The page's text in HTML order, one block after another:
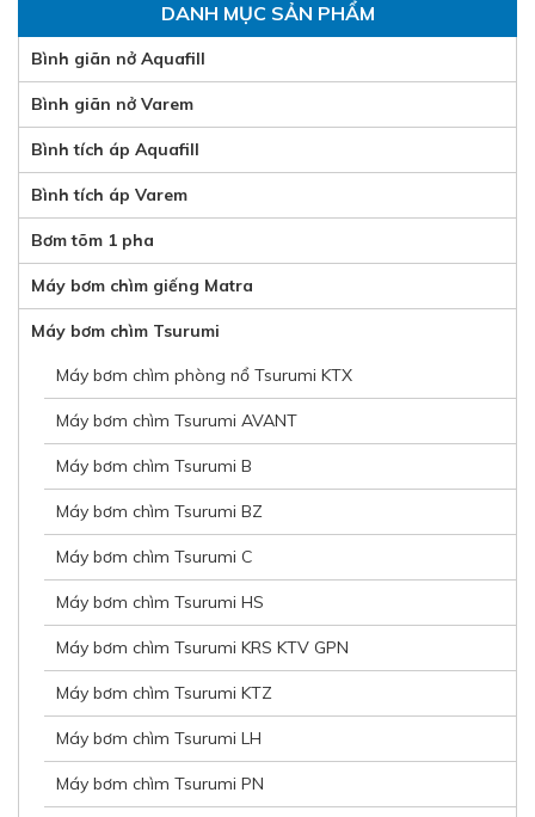
DANH MỤC SẢN PHẨM
Bình giãn nở Aquafill
Bình giãn nở Varem
Bình tích áp Aquafill
Bình tích áp Varem
Bơm tõm 1 pha
Máy bơm chìm giếng Matra
Máy bơm chìm Tsurumi
Máy bơm chìm phòng nổ Tsurumi KTX
Máy bơm chìm Tsurumi AVANT
Máy bơm chìm Tsurumi B
Máy bơm chìm Tsurumi BZ
Máy bơm chìm Tsurumi C
Máy bơm chìm Tsurumi HS
Máy bơm chìm Tsurumi KRS KTV GPN
Máy bơm chìm Tsurumi KTZ
Máy bơm chìm Tsurumi LH
Máy bơm chìm Tsurumi PN